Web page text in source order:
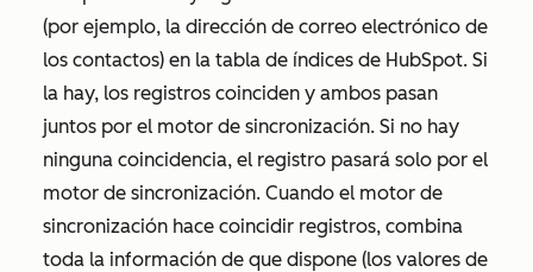
(por ejemplo, la dirección de correo electrónico de
los contactos) en la tabla de índices de HubSpot. Si
la hay, los registros coinciden y ambos pasan
juntos por el motor de sincronización. Si no hay
ninguna coincidencia, el registro pasará solo por el
motor de sincronización. Cuando el motor de
sincronización hace coincidir registros, combina
toda la información de que dispone (los valores de